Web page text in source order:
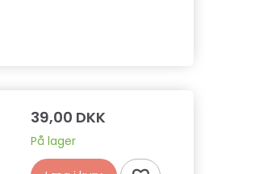
39,00 DKK
På lager